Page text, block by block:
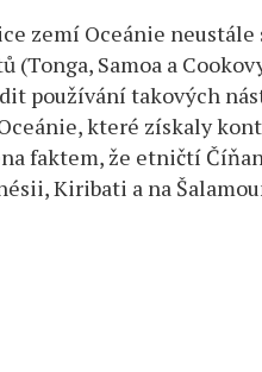
zemí Oceánie neustále
Samoa a
používání takových
které získaly
faktem, že etničtí
Kiribati a na